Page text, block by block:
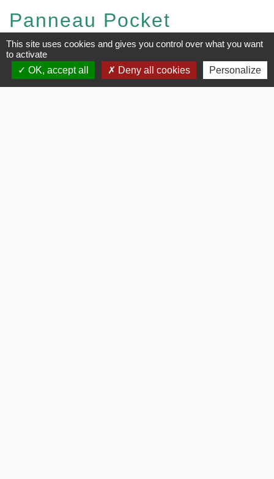
Panneau Pocket
This site uses cookies and gives you control over what you want
to activate
OK, accept all
Deny all cookies Personalize